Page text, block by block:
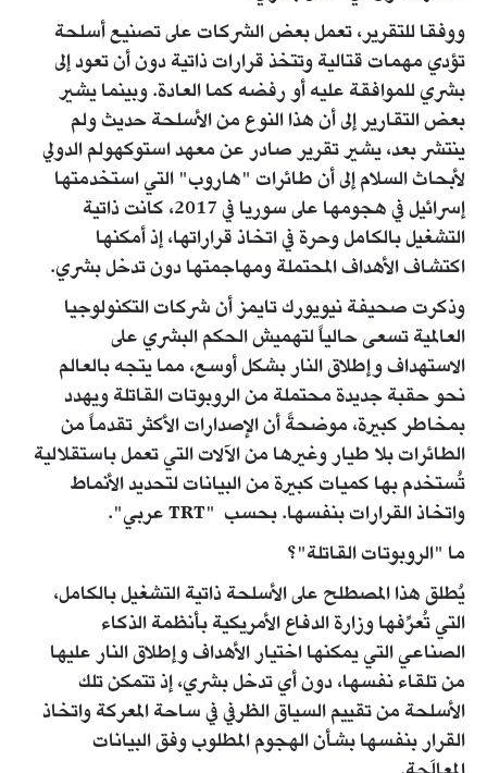
ووفقا للتقرير، تعمل بعض الشركات على تصنيع أسلحة
تؤدي مهمات قتالية وتتخذ قرارات ذاتية دون أن تعود إلى
بشري للموافقة عليه أو رفضه كما العادة. وبينما يشير
بعض التقارير إلى أن هذا النوع من الأسلحة حديث ولم
ينتشر بعد، يشير تقرير صادر عن معهد استوكهولم الدولي
لأبحاث السلام إلى أن طائرات "هاروب" التي استخدمتها
إسرائيل في هجومها على سوريا في 2017، كانت ذاتية
التشغيل بالكامل وحرة في اتخاذ قراراتها، إذ أمكنها
اكتشاف الأهداف المحتملة ومهاجمتها دون تدخل بشري.
وذكرت صحيفة نيويورك تايمز أن شركات التكنولوجيا
العالمية تسعى حالياً لتهميش الحكم البشري على
الاستهداف وإطلاق النار بشكل أوسع، مما يتجه بالعالم
نحو حقبة جديدة محتملة من الروبوتات القاتلة ويهدد
بمخاطر كبيرة، موضحةً أن الإصدارات الأكثر تقدماً من
الطائرات بلا طيار وغيرها من الآلات التي تعمل باستقلالية
تُستخدم بها كميات كبيرة من البيانات لتحديد الأنماط
واتخاذ القرارات بنفسها. بحسب "TRT عربي".
ما "الروبوتات القاتلة"؟
يُطلق هذا المصطلح على الأسلحة ذاتية التشغيل بالكامل،
التي تُعرِّفها وزارة الدفاع الأمريكية بأنظمة الذكاء
الصناعي التي يمكنها اختيار الأهداف وإطلاق النار عليها
من تلقاء نفسها، دون أي تدخل بشري، إذ تتمكن تلك
الأسلحة من تقييم السياق الظرفي في ساحة المعركة واتخاذ
القرار بنفسها بشأن الهجوم المطلوب وفق البيانات